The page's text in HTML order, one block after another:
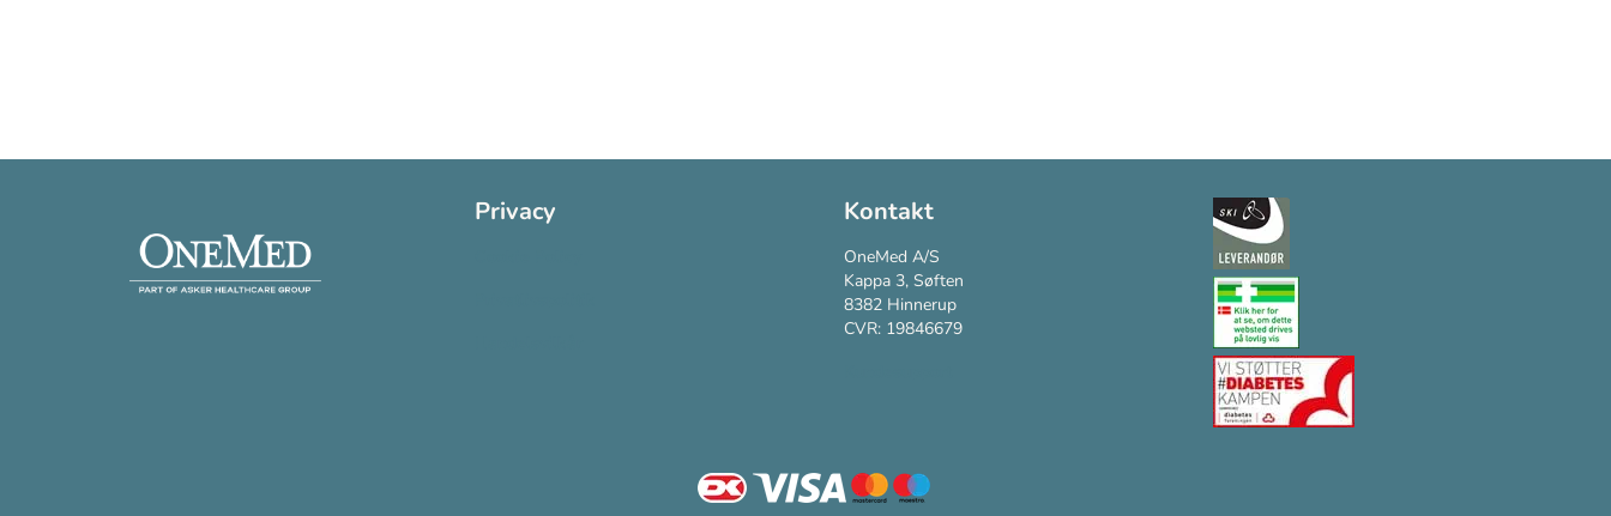
Privacy Kontakt
OneMed A/S
Kappa 3, Søften
8382 Hinnerup
CVR: 19846679